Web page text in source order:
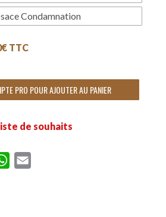
Condamnation
€TTC
PRO POUR AJOUTER AU PANIER
de souhaits
W